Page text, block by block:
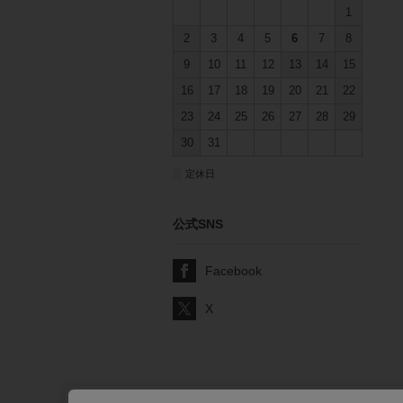
1
2
3 4 5 6 7
8
9
10 11 12 13 14
15
16
17 18 19 20 21
22
23
24 25 26 27 28
29
30
31
定休日
公式SNS
Facebook
X